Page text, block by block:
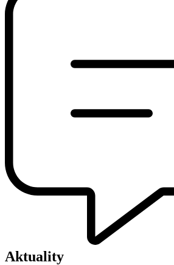
Aktuality